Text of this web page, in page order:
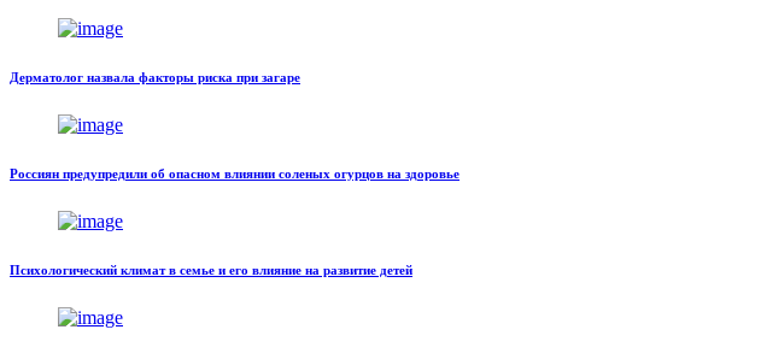
Дерматолог назвала факторы риска при загаре
Россиян предупредили об опасном влиянии соленых огурцов на здоровье
Психологический климат в семье и его влияние на развитие детей